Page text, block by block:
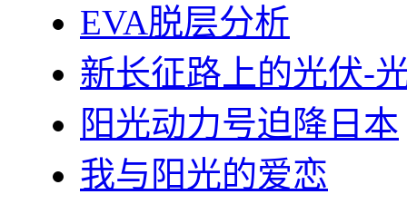
EVA脱层分析
新长征路上的光伏-
阳光动力号迫降日本
我与阳光的爱恋